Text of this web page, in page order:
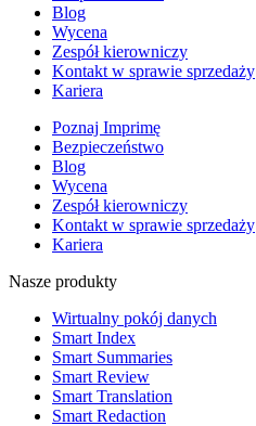
Blog
Wycena
Zespół kierowniczy
Kontakt w sprawie sprzedaży
Kariera
Poznaj Imprimę
Bezpieczeństwo
Blog
Wycena
Zespół kierowniczy
Kontakt w sprawie sprzedaży
Kariera
Nasze produkty
Wirtualny pokój danych
Smart Index
Smart Summaries
Smart Review
Smart Translation
Smart Redaction